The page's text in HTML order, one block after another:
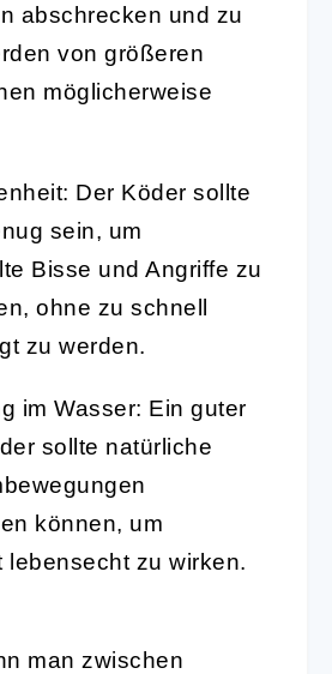
abschrecken und zu
von größeren
möglicherweise
Der Köder sollte
sein, um
Bisse und Angriffe zu
ohne zu schnell
zu werden.
im Wasser: Ein guter
sollte natürliche
können, um
lebensecht zu wirken.
man zwischen